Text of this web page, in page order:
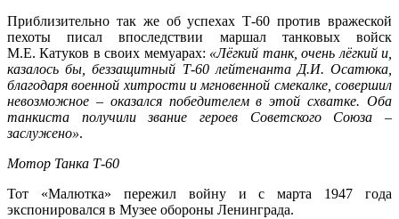
Приблизительно так же об успехах Т-60 против вражеской
пехоты писал впоследствии маршал танковых войск
М.Е. Катуков в своих мемуарах: «Лёгкий танк, очень лёгкий и,
казалось бы, беззащитный Т-60 лейтенанта Д.И. Осатюка,
благодаря военной хитрости и мгновенной смекалке, совершил
невозможное – оказался победителем в этой схватке. Оба
танкиста получили звание героев Советского Союза –
заслужено».
Мотор Танка Т-60
Тот «Малютка» пережил войну и с марта 1947 года
экспонировался в Музее обороны Ленинграда.